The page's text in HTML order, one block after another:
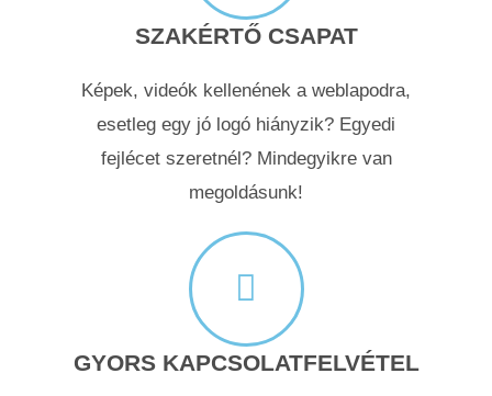
SZAKÉRTŐ CSAPAT
Képek, videók kellenének a weblapodra,
esetleg egy jó logó hiányzik? Egyedi
fejlécet szeretnél? Mindegyikre van
megoldásunk!
GYORS KAPCSOLATFELVÉTEL